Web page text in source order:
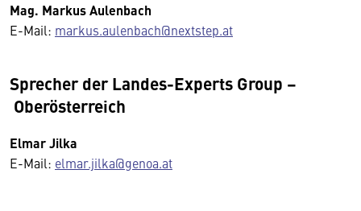
Mag. Markus Aulenbach
E-Mail: markus.aulenbach@nextstep.at
Sprecher der Landes-Experts Group –
Oberösterreich
Elmar Jilka
E-Mail: elmar.jilka@genoa.at